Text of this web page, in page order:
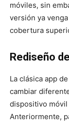
móviles, sin
versión ya
cobertura
Rediseño
La clásica app
cambiar
dispositivo
Anteriormente,